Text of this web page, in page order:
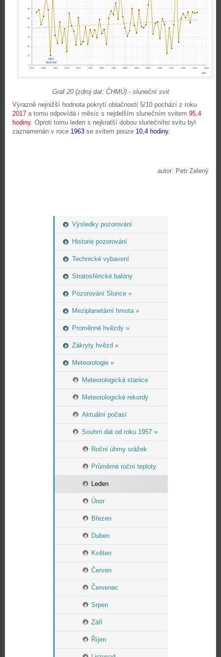
Výsledky pozorování
Historie pozorování
Technické vybavení
Stratosférické balóny
Pozorování Slunce »
Meziplanetární hmota »
Proměnné hvězdy »
Zákryty hvězd »
Meteorologie »
Meteorologická stanice
Meteorologické rekordy
Aktuální počasí
Souhrn dat od roku 1957 »
Roční úhrny srážek
Průměrné roční teploty
Leden
Únor
Březen
Duben
Květen
Červen
Červenec
Srpen
Září
Říjen
Graf 20 (zdroj dat: ČHMÚ) - sluneční svit
Výrazně nejnižší hodnota pokrytí oblačností 5/10 pochází z roku
2017 a tomu odpovídá i měsíc s nejdelším slunečním svitem 95,4
hodiny. Oproti tomu leden s nejkratší dobou slunečního svitu byl
zaznamenán v roce 1963 se svitem pouze 10,4 hodiny.
autor: Petr Zelený